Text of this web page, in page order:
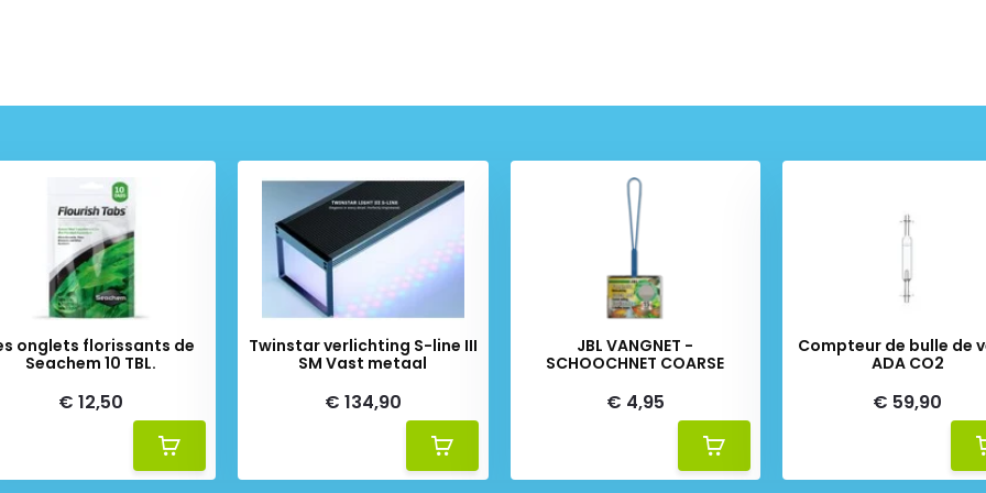
onglets florissants de
Seachem 10 TBL.
€ 12,50
Twinstar verlichting S-line III
SM Vast metaal
€ 134,90
JBL VANGNET -
SCHOOCHNET COARSE
€ 4,95
Compteur de bulle de
ADA CO2
€ 59,90